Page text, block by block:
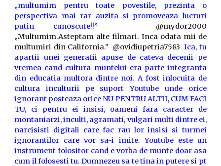
„multumim pentru toate povestile, prezinta o
perspectiva mai rar auzita si promoveaza lucruri
putin cunoscute!!” @mydor2000
„Multumim.Asteptam alte filmari. Inca odata mii de
multumiri din California.” @ovidiupetria7583 Ica, tu
apartii unei generatii apuse de cateva decenii pe
vremea cand cultura muntelui era parte integranta
din educatia multora dintre noi. A fost inlocuita de
cultura inculturii pe suport Youtube unde orice
ignorant posteaza orice NU PENTRU ALTII, CUM FACI
TU, ci pentru ei insisi, oameni fara caracter de
montaniarzi, inculti, agramati, vulgari multi dintre ei,
narcisisti digitali care fac rau lor insisi si turmei
ignorantilor care vor sa-i imite. Youtube este un
instrument folositor cand e vorba de munte doar asa
cum il folosesti tu. Dumnezeu sa te tina in putere si pt